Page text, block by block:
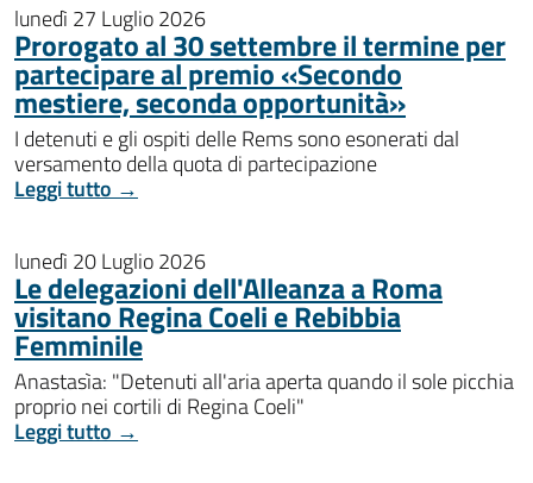
lunedì 27 Luglio 2026
Prorogato al 30 settembre il termine per
partecipare al premio «Secondo
mestiere, seconda opportunità»
I detenuti e gli ospiti delle Rems sono esonerati dal
versamento della quota di partecipazione
Leggi tutto →
lunedì 20 Luglio 2026
Le delegazioni dell'Alleanza a Roma
visitano Regina Coeli e Rebibbia
Femminile
Anastasìa: "Detenuti all'aria aperta quando il sole picchia
proprio nei cortili di Regina Coeli"
Leggi tutto →